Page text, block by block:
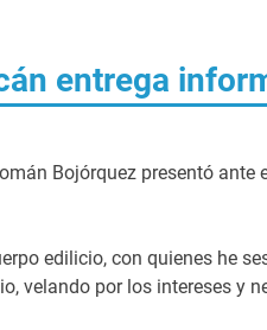
entrega
Bojórquez presentó
edilicio, con quienes he
velando por los intereses y